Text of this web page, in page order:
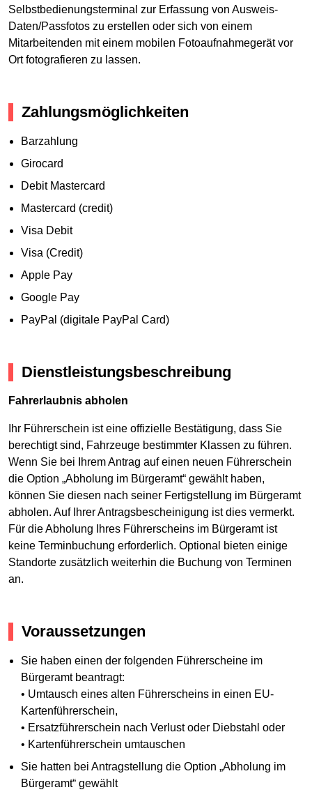
Selbstbedienungsterminal zur Erfassung von Ausweis-
Daten/Passfotos zu erstellen oder sich von einem
Mitarbeitenden mit einem mobilen Fotoaufnahmegerät vor
Ort fotografieren zu lassen.
Zahlungsmöglichkeiten
Barzahlung
Girocard
Debit Mastercard
Mastercard (credit)
Visa Debit
Visa (Credit)
Apple Pay
Google Pay
PayPal (digitale PayPal Card)
Dienstleistungsbeschreibung
Fahrerlaubnis abholen
Ihr Führerschein ist eine offizielle Bestätigung, dass Sie
berechtigt sind, Fahrzeuge bestimmter Klassen zu führen.
Wenn Sie bei Ihrem Antrag auf einen neuen Führerschein
die Option „Abholung im Bürgeramt“ gewählt haben,
können Sie diesen nach seiner Fertigstellung im Bürgeramt
abholen. Auf Ihrer Antragsbescheinigung ist dies vermerkt.
Für die Abholung Ihres Führerscheins im Bürgeramt ist
keine Terminbuchung erforderlich. Optional bieten einige
Standorte zusätzlich weiterhin die Buchung von Terminen
an.
Voraussetzungen
Sie haben einen der folgenden Führerscheine im
Bürgeramt beantragt:
• Umtausch eines alten Führerscheins in einen EU-
Kartenführerschein,
• Ersatzführerschein nach Verlust oder Diebstahl oder
• Kartenführerschein umtauschen
Sie hatten bei Antragstellung die Option „Abholung im
Bürgeramt“ gewählt